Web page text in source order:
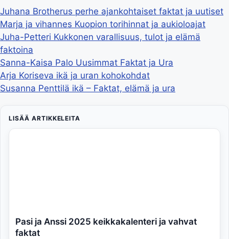
Juhana Brotherus perhe ajankohtaiset faktat ja uutiset
Marja ja vihannes Kuopion torihinnat ja aukioloajat
Juha-Petteri Kukkonen varallisuus, tulot ja elämä
faktoina
Sanna-Kaisa Palo Uusimmat Faktat ja Ura
Arja Koriseva ikä ja uran kohokohdat
Susanna Penttilä ikä – Faktat, elämä ja ura
LISÄÄ ARTIKKELEITA
Pasi ja Anssi 2025 keikkakalenteri ja vahvat
faktat